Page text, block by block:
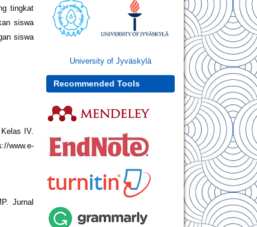
University of Jyväskylä
Recommended Tools
tingkat
siswa
siswa
IV.
www.e-
Jurnal